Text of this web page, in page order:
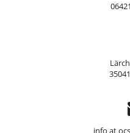
info at